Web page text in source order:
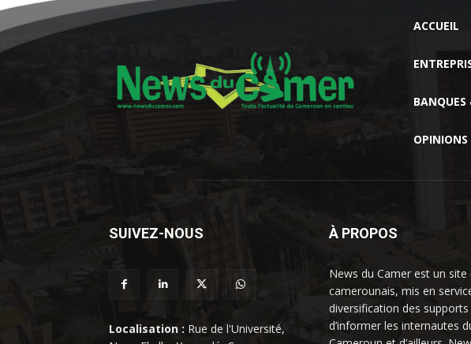
ACCUEIL
BANQUES
OPINIONS
SUIVEZ-NOUS
Localisation : Rue de l'Université,
À PROPOS
News du Camer est un site
camerounais, mis en
diversification des
d’informer les internautes